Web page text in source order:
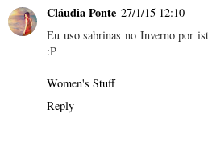
Cláudia Ponte 27/1/15 12:10
Eu uso sabrinas no Inverno por
:P
Women's Stuff
Reply